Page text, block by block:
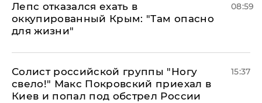
Лепс отказался ехать в
оккупированный Крым: "Там опасно
для жизни"
08:59
Солист российской группы "Ногу
свело!" Макс Покровский приехал в
Киев и попал под обстрел России
15:37